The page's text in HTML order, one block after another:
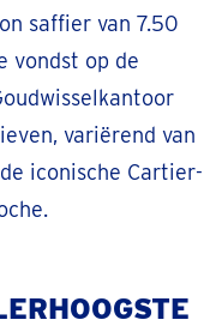
saffier van 7.50
vondst op de
variërend van
iconische Cartier-